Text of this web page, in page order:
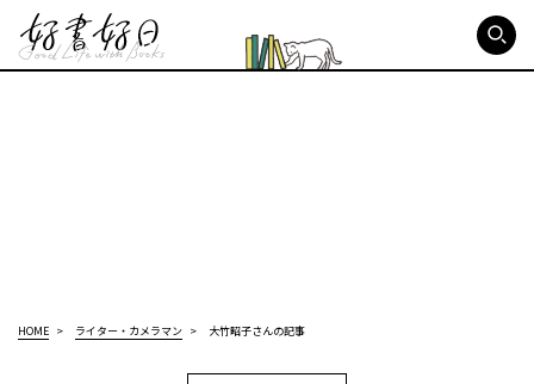
HOME ライター・カメラマン 大竹昭子さんの記事